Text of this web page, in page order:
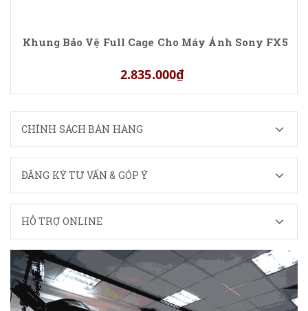
Khung Bảo Vệ Full Cage Cho Máy Ảnh Sony FX5
2.835.000₫
CHÍNH SÁCH BÁN HÀNG
ĐĂNG KÝ TƯ VẤN & GÓP Ý
HỖ TRỢ ONLINE